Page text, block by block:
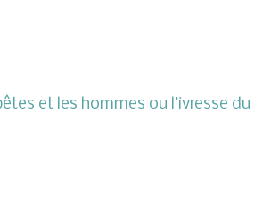
et les hommes ou l’ivresse du